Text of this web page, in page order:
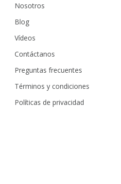
Nosotros
Blog
Vídeos
Contáctanos
Preguntas frecuentes
Términos y condiciones
Políticas de privacidad